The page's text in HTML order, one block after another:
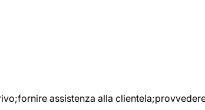
assistenza alla